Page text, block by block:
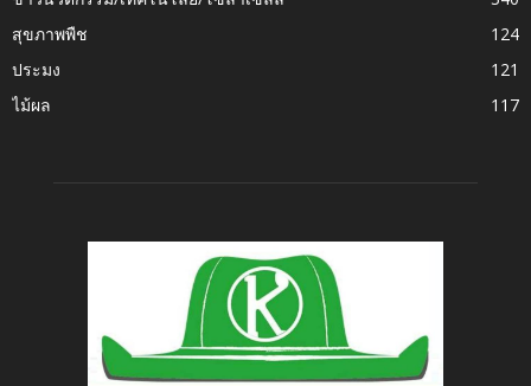
สุขภาพพืช
124
ประมง
121
ไม้ผล
117